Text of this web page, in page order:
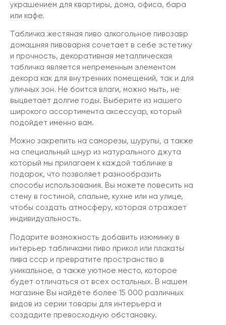
украшением для квартиры, дома, офиса, бара
или кафе.
Табличка жестяная пиво алкогольное пивозавр
домашняя пивоварня сочетает в себе эстетику
и прочность, декоративная металлическая
табличка является непременным элементом
декора как для внутренних помещений, так и для
уличных зон. Не боится влаги, можно мыть, не
выцветает долгие годы. Выберите из нашего
широкого ассортимента аксессуар, который
подойдет именно вам.
Можно закрепить на саморезы, шурупы, а также
на специальный шнур из натурального джута
который мы прилагаем к каждой табличке в
подарок, что позволяет разнообразить
способы использования. Вы можете повесить на
стену в гостиной, спальне, кухне или на улице,
чтобы создать атмосферу, которая отражает
индивидуальность.
Подарите возможность добавить изюминку в
интерьер табличками пиво прикол или плакаты
пива ссср и превратите пространство в
уникальное, а также уютное место, которое
будет отличаться от всех остальных. В нашем
магазине Вы найдёте более 15 000 различных
видов из серии товары для интерьера и
создадите превосходную обстановку.